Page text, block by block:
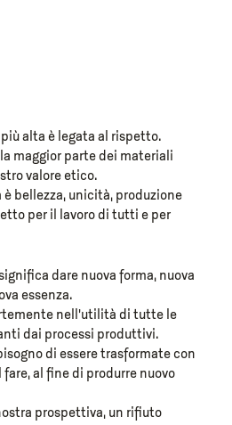
più alta è legata al rispetto.
maggior parte dei materiali
valore etico.
bellezza, unicità, produzione
per il lavoro di tutti e per
dare nuova forma, nuova
essenza.
nell’utilità di tutte le
dai processi produttivi.
di essere trasformate con
fare, al fine di produrre nuovo
prospettiva, un rifiuto